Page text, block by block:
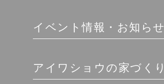
イベント情報・お知らせ
アイワショウの家づくり